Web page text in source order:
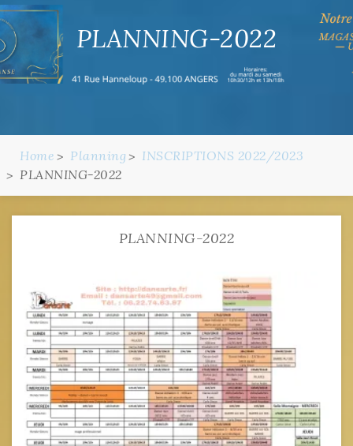
PLANNING-2022
Home Planning
INSCRIPTIONS 2022/2023
PLANNING-2022
PLANNING-2022